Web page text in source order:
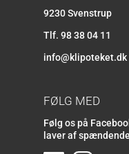
9230 Svenstrup
Tlf. 98 38 04 11
info@klipoteket.dk
FØLG MED
Følg os på
laver af